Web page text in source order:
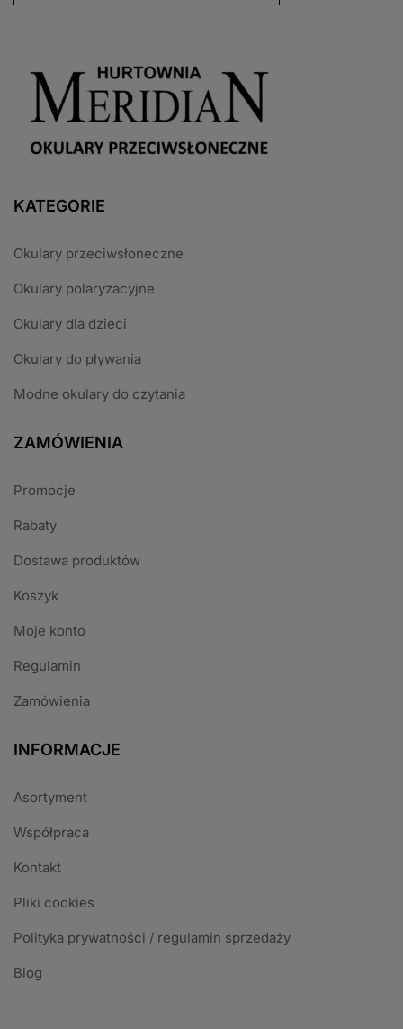
KATEGORIE
Okulary przeciwsłoneczne
Okulary polaryzacyjne
Okulary dla dzieci
Okulary do pływania
Modne okulary do czytania
ZAMÓWIENIA
Promocje
Rabaty
Dostawa produktów
Koszyk
Moje konto
Regulamin
Zamówienia
INFORMACJE
Asortyment
Współpraca
Kontakt
Pliki cookies
Polityka prywatności / regulamin sprzedaży
Blog